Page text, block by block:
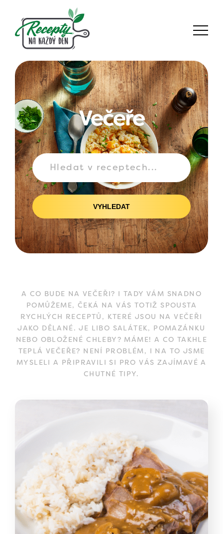
Večeře
VYHLEDAT
A CO BUDE NA VEČEŘI? I TADY VÁM SNADNO
POMŮŽEME, ČEKÁ NA VÁS TOTIŽ SPOUSTA
RYCHLÝCH RECEPTŮ, KTERÉ JSOU NA VEČEŘI
JAKO DĚLANÉ. JE LIBO SALÁTEK, POMAZÁNKU
NEBO OBLOŽENÉ CHLEBY? MÁME! A CO TAKHLE
TEPLÁ VEČEŘE? NENÍ PROBLÉM, I NA TO JSME
MYSLELI A PŘIPRAVILI SI PRO VÁS ZAJÍMAVÉ A
CHUTNÉ TIPY.